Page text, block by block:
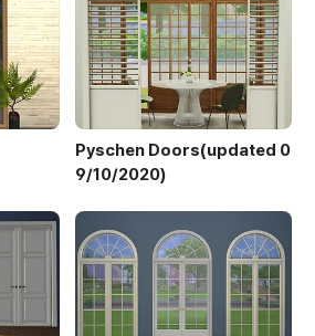
Pyschen Doors(updated 0
9/10/2020)